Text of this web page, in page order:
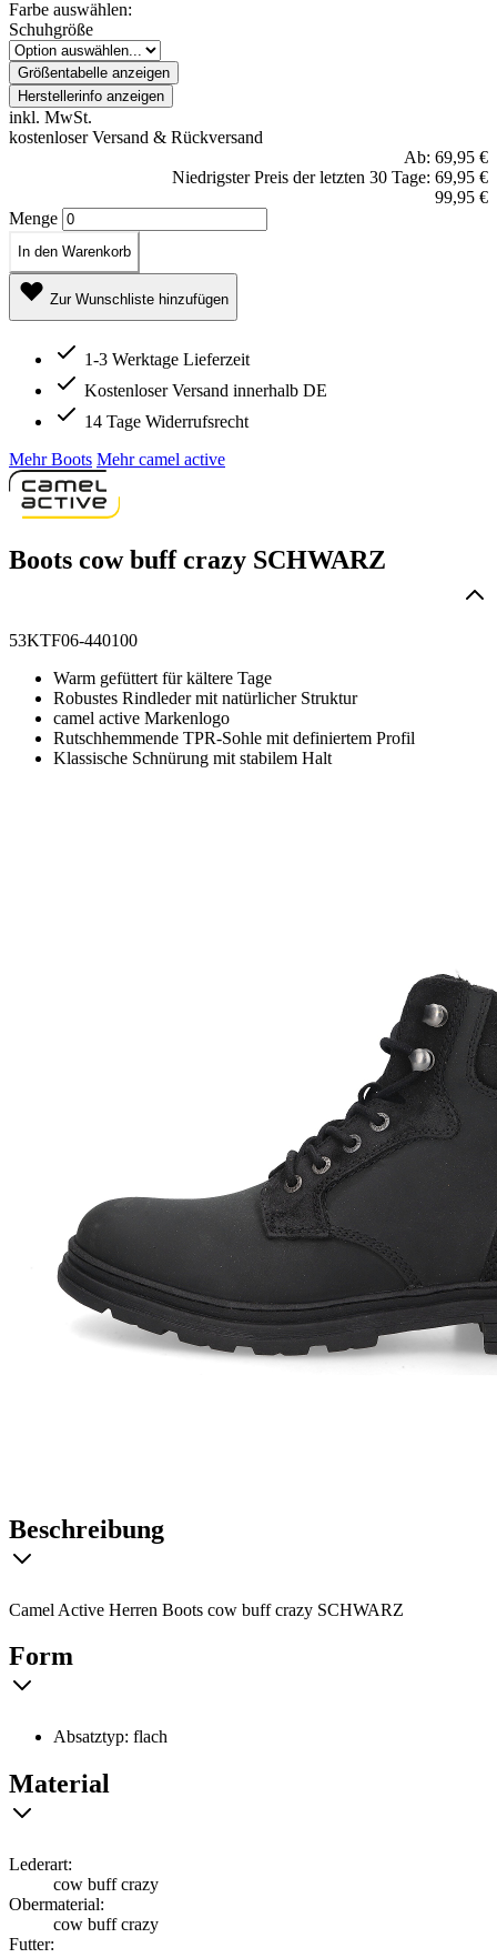
Farbe auswählen:
Schuhgröße
Größentabelle anzeigen
Herstellerinfo anzeigen
inkl. MwSt.
kostenloser Versand & Rückversand
Ab: 69,95 €
Niedrigster Preis der letzten 30 Tage: 69,95 €
99,95 €
Menge
In den Warenkorb
Zur Wunschliste hinzufügen
1-3 Werktage Lieferzeit
Kostenloser Versand innerhalb DE
14 Tage Widerrufsrecht
Mehr Boots Mehr camel active
Boots cow buff crazy SCHWARZ
53KTF06-440100
Warm gefüttert für kältere Tage
Robustes Rindleder mit natürlicher Struktur
camel active Markenlogo
Rutschhemmende TPR-Sohle mit definiertem Profil
Klassische Schnürung mit stabilem Halt
Beschreibung
Camel Active Herren Boots cow buff crazy SCHWARZ
Form
Absatztyp: flach
Material
Lederart:
cow buff crazy
Obermaterial:
cow buff crazy
Futter: